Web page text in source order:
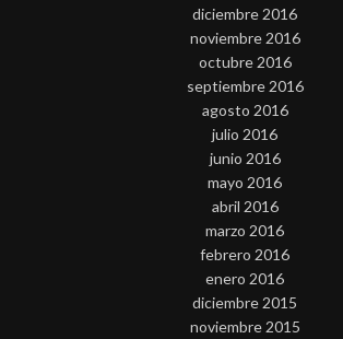
diciembre 2016
noviembre 2016
octubre 2016
septiembre 2016
agosto 2016
julio 2016
junio 2016
mayo 2016
abril 2016
marzo 2016
febrero 2016
enero 2016
diciembre 2015
noviembre 2015